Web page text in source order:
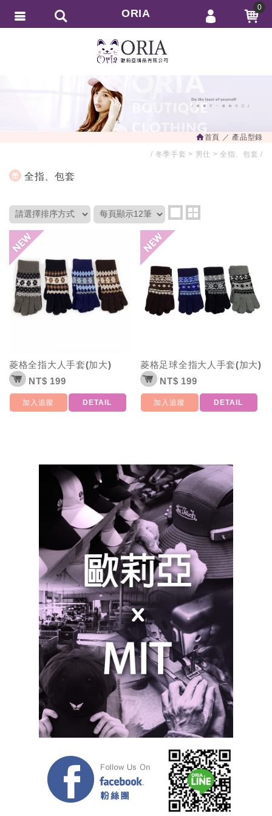
首頁
產品型錄
冬季手套
男仕 全指、包套
全指、包套
菱格全指大人手套(加大)
NT$ 199
加入追蹤 DETAIL
菱格足球全指大人手套(加大)
NT$ 199
加入追蹤 DETAIL
ORIA 0
會員登入
會員註冊
訂單查詢
匯款通知
繁體中文